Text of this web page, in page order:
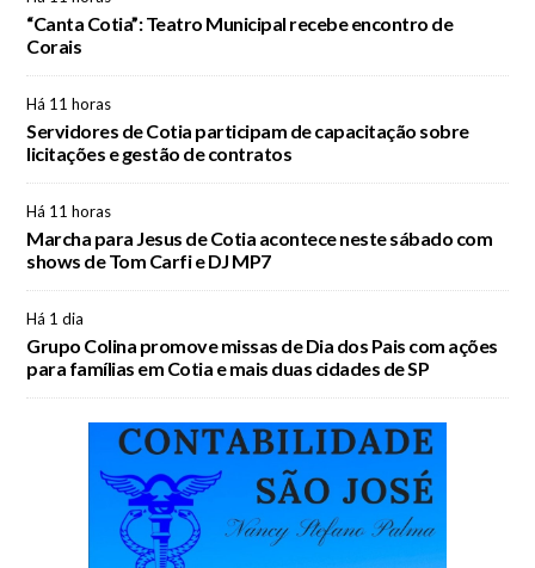
“Canta Cotia”: Teatro Municipal recebe encontro de
Corais
Há 11 horas
Servidores de Cotia participam de capacitação sobre
licitações e gestão de contratos
Há 11 horas
Marcha para Jesus de Cotia acontece neste sábado com
shows de Tom Carfi e DJ MP7
Há 1 dia
Grupo Colina promove missas de Dia dos Pais com ações
para famílias em Cotia e mais duas cidades de SP